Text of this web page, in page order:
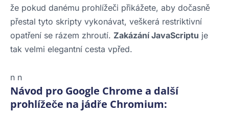
že pokud danému prohlížeči přikážete, aby dočasně
přestal tyto skripty vykonávat, veškerá restriktivní
opatření se rázem zhroutí. Zakázání JavaScriptu je
tak velmi elegantní cesta vpřed.
n n
Návod pro Google Chrome a další
prohlížeče na jádře Chromium: